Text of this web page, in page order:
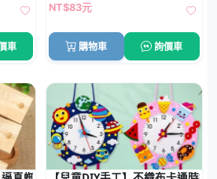
車
NT$83元
購物車 詢價車